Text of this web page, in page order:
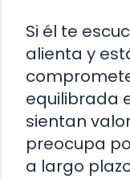
Si él te
alienta y
equilibrada
sientan
preocupa
a largo